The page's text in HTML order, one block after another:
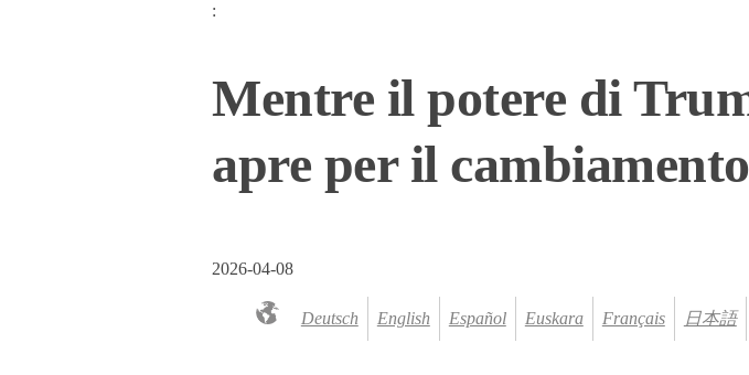
:
Mentre il potere di
apre per il cambiamento
2026-04-08
Deutsch English Español Euskara Français 日本語